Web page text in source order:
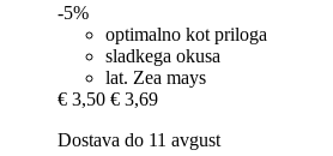
-5%
optimalno kot priloga
sladkega okusa
lat. Zea mays
€ 3,50 € 3,69
Dostava do 11 avgust